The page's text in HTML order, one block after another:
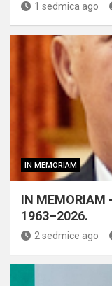
1 sedmica ago
IN MEMORIAM
IN MEMORIAM
1963–2026.
2 sedmice ago